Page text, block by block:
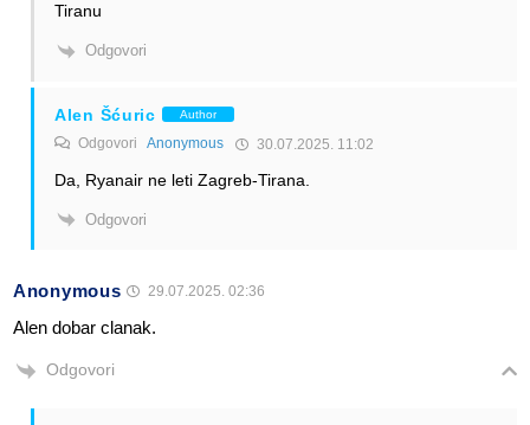
Tiranu
Odgovori
Alen Šćuric Author
Odgovori Anonymous 30.07.2025. 11:02
Da, Ryanair ne leti Zagreb-Tirana.
Odgovori
Anonymous 29.07.2025. 02:36
Alen dobar clanak.
Odgovori